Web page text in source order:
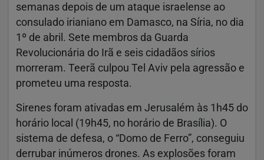
semanas depois de um ataque israelense ao
consulado irianiano em Damasco, na Síria, no dia
1º de abril. Sete membros da Guarda
Revolucionária do Irã e seis cidadãos sírios
morreram. Teerã culpou Tel Aviv pela agressão e
prometeu uma resposta.
Sirenes foram ativadas em Jerusalém às 1h45 do
horário local (19h45, no horário de Brasília). O
sistema de defesa, o “Domo de Ferro”, conseguiu
derrubar inúmeros drones. As explosões foram